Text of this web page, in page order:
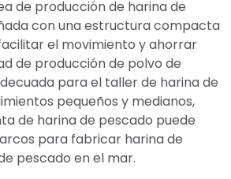
de producción de harina de
con una estructura compacta
el movimiento y ahorrar
de producción de polvo de
para el taller de harina de
pequeños y medianos,
de harina de pescado puede
para fabricar harina de
pescado en el mar.